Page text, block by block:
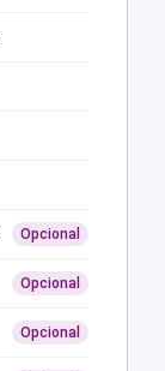
Opcional
Opcional
Opcional